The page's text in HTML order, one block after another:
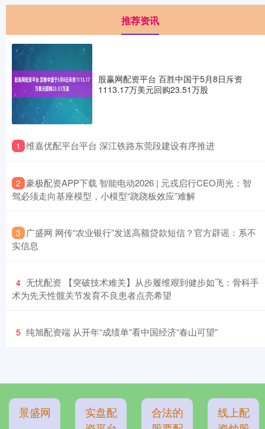
推荐资讯
股赢网配资平台 百胜中国于5月8日斥资
1113.17万美元回购23.51万股
1 ​维嘉优配平台平台 深江铁路东莞段建设有序推进
2 ​豪极配资APP下载 智能电动2026 | 元戎启行CEO周光：智
驾必须走向基座模型，小模型“跷跷板效应”难解
3 ​广盛网 网传“农业银行”发送高额贷款短信？官方辟谣：系不
实信息
4 ​无忧配资 【突破技术难关】从步履维艰到健步如飞：骨科手
术为先天性髋关节发育不良患者点亮希望
5 ​纯旭配资端 从开年“成绩单”看中国经济“春山可望”
景盛网
实盘配
合法的
线上配